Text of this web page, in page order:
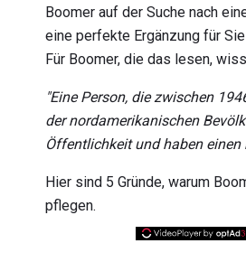
Boomer auf der Suche nach
eine perfekte Ergänzung für
Für Boomer, die das lesen,
"Eine Person, die zwischen
der nordamerikanischen
Öffentlichkeit und haben
Hier sind 5 Gründe, warum
pflegen.